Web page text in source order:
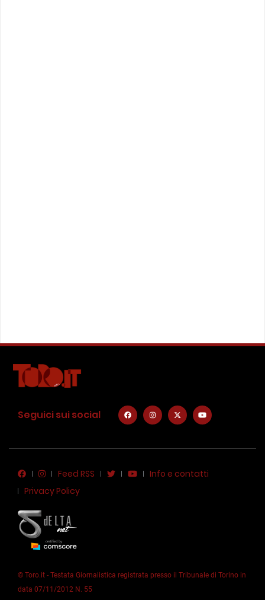
Seguici sui social
Feed RSS
Info e contatti
Privacy Policy
© Toro.it - Testata Giornalistica registrata presso il Tribunale di Torino in
data 07/11/2012 N. 55